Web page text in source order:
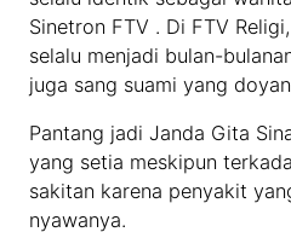
Sinetron FTV . Di FTV
selalu menjadi bulan-
juga sang suami yang
Pantang jadi Janda Gita
yang setia meskipun
sakitan karena penyakit
nyawanya.